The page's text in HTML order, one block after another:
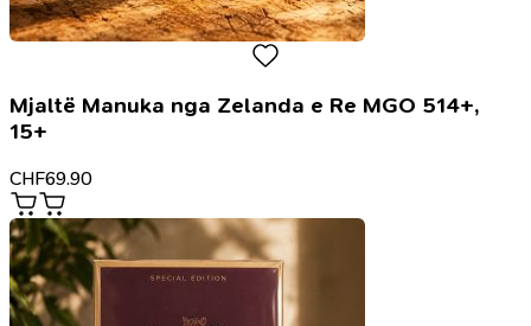
Mjaltë Manuka nga Zelanda e Re MGO 514+,
15+
CHF69.90